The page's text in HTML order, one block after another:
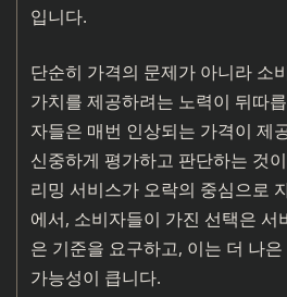
입니다.
단순히 가격의 문제가 아니라 소
가치를 제공하려는 노력이 뒤따
자들은 매번 인상되는 가격이 제
신중하게 평가하고 판단하는 것
리밍 서비스가 오락의 중심으로
에서, 소비자들이 가진 선택은 서
은 기준을 요구하고, 이는 더 나
가능성이 큽니다.